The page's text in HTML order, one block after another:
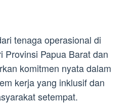
tenaga operasional di
Provinsi Papua Barat dan
komitmen nyata dalam
kerja yang inklusif dan
setempat.